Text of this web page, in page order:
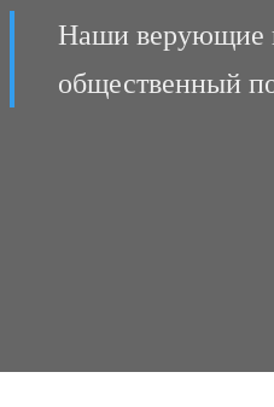
Наши верующие
общественный